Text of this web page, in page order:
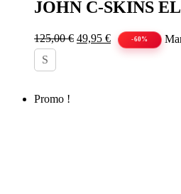
variations.
options
peuvent
JOHN C-SKINS
125,00€ Le
49,95 €Le
prix
-60%
S
Promo !